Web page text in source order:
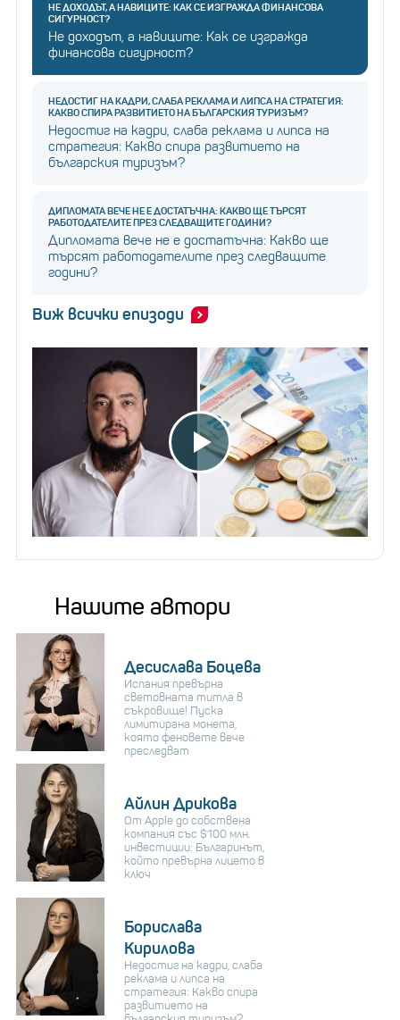
НЕ ДОХОДЪТ, А НАВИЦИТЕ: КАК СЕ ИЗГРАЖДА ФИНАНСОВА
СИГУРНОСТ?
Не доходът, а навиците: Как се изгражда
финансова сигурност?
НЕДОСТИГ НА КАДРИ, СЛАБА РЕКЛАМА И ЛИПСА НА СТРАТЕГИЯ:
КАКВО СПИРА РАЗВИТИЕТО НА БЪЛГАРСКИЯ ТУРИЗЪМ?
Недостиг на кадри, слаба реклама и липса на
стратегия: Какво спира развитието на
българския туризъм?
ДИПЛОМАТА ВЕЧЕ НЕ Е ДОСТАТЪЧНА: КАКВО ЩЕ ТЪРСЯТ
РАБОТОДАТЕЛИТЕ ПРЕЗ СЛЕДВАЩИТЕ ГОДИНИ?
Дипломата вече не е достатъчна: Какво ще
търсят работодателите през следващите
години?
Виж всички епизоди
Нашите автори
Десислава Боцева
Испания превърна
световната титла в
съкровище! Пуска
лимитирана монета,
която феновете вече
преследват
Айлин Дрикова
От Apple до собствена
компания със $100 млн.
инвестиции: Българинът,
който превърна лицето в
ключ
Борислава
Кирилова
Недостиг на кадри, слаба
реклама и липса на
стратегия: Какво спира
развитието на